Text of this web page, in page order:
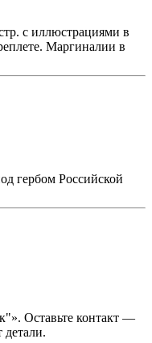
с иллюстрациями в
Маргиналии в
гербом Российской
Оставьте контакт —
детали.